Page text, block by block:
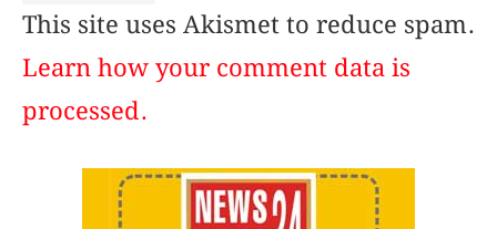
This site uses Akismet to reduce spam.
Learn how your comment data is
processed.